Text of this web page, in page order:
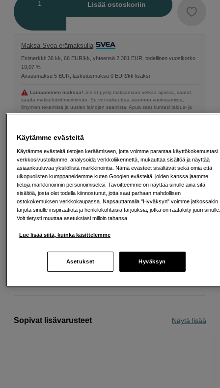
Lisää ostoskoriin
Maksa Svea-erämaksulla
Esimerkki: 36 kk, 66 EUR/kk, yhteensä 2 381 EUR, todellinen vuosikorko
19,07 %
Avausmaksu 5 EUR, laskutusmaksu 0 EUR/kk lisäksi
Lainaaminen maksaa! Jos et pysty maksamaan velkaa ajoissa, saatat
saada maksuhäiriömerkinnän. Se voi vaikeuttaa asunnon vuokraamista,
liittymien tekemistä ja uusien lainojen saamista. Apua saat kuntasi talous- ja
velkaneuvonnasta. Yhteystiedot löydät sivulta kkv.fi (avautuu uuteen
Tämä tuote kuuluu Back to Work -valikoimaamme
– huolella valittu luoviin työnkulkuihin.
Lue lisää
Ilmainen toimitus yli 200 EUR ostoksille
Osta nyt ja maksa myöhemmin
Henkilökohtaista palvelua
Sopivat lisävarusteet Näytä lisää
Käytämme evästeitä
Käytämme evästeitä tietojen keräämiseen, jotta voimme parantaa käyttökokemustasi
verkkosivustollamme, analysoida verkkoliikennettä, mukauttaa sisältöä ja näyttää
asiaankuuluvaa yksilöllistä markkinointia. Nämä evästeet sisältävät sekä omia että
ulkopuolisten kumppaneidemme kuten Googlen evästeitä, joiden kanssa jaamme
tietoja markkinoinnin personoimiseksi. Tavoitteemme on näyttää sinulle aina sitä
sisältöä, josta olet todella kiinnostunut, jotta saat parhaan mahdollisen
ostokokemuksen verkkokaupassa. Napsauttamalla "Hyväksyn" voimme jatkossakin
tarjota sinulle inspiraatiota ja henkilökohtaisia tarjouksia, jotka on räätälöity juuri
Voit tietysti muuttaa asetuksiasi milloin tahansa.
Lue lisää siitä, kuinka käsittelemme
Asetukset Hyväksyn